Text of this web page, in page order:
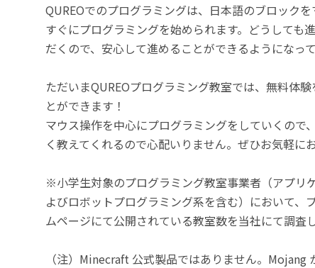
QUREOでのプログラミングは、日本語のブロック
すぐにプログラミングを始められます。どうしても
だくので、安心して進めることができるようになって
ただいまQUREOプログラミング教室では、無料体
とができます！
マウス操作を中心にプログラミングをしていくので
く教えてくれるので心配いりません。ぜひお気軽に
※小学生対象のプログラミング教室事業者（アプリ
よびロボットプログラミング系を含む）において
ムページにて公開されている教室数を当社にて調査
（注）Minecraft 公式製品ではありません。